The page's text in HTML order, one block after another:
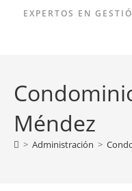
EXPERTOS EN
Méndez
> Administración >